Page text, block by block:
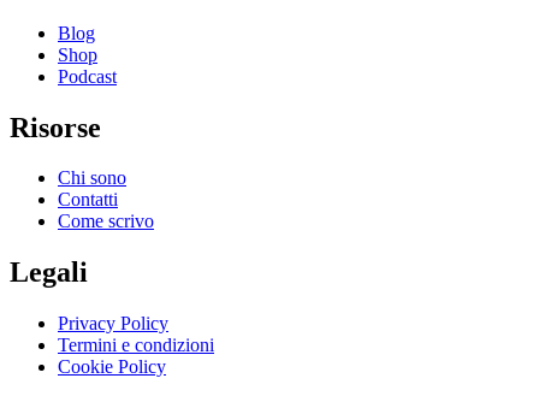
Blog
Shop
Podcast
Risorse
Chi sono
Contatti
Come scrivo
Legali
Privacy Policy
Termini e condizioni
Cookie Policy